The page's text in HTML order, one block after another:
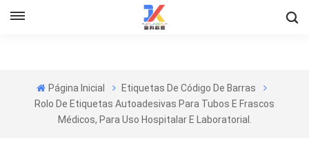
Página Inicial
Etiquetas De Código De Barras
Rolo De Etiquetas Autoadesivas Para Tubos E Frascos
Médicos, Para Uso Hospitalar E Laboratorial.